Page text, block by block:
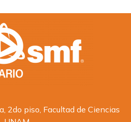
2do piso, Facultad de Ciencias